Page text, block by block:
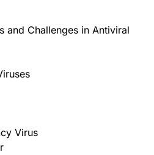
and Challenges in Antiviral
Virus